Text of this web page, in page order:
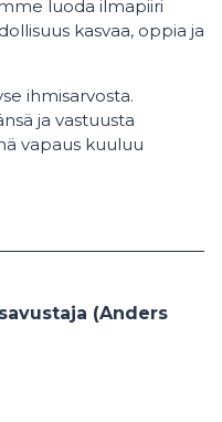
luoda ilmapiiri
kasvaa, oppia ja
ihmisarvosta.
ja vastuusta
vapaus kuuluu
(Anders